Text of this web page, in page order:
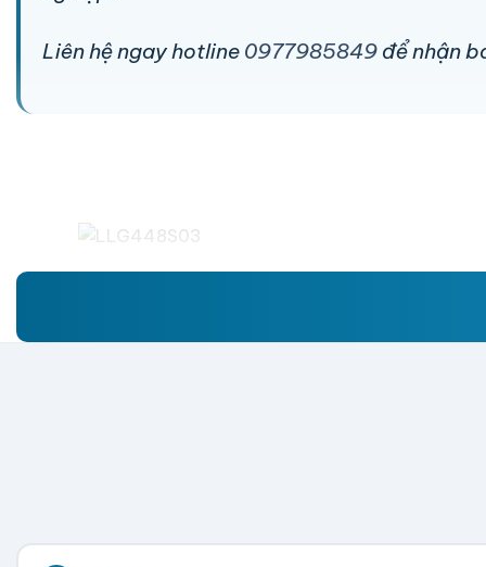
Liên hệ ngay hotline 0977985849 để nhận